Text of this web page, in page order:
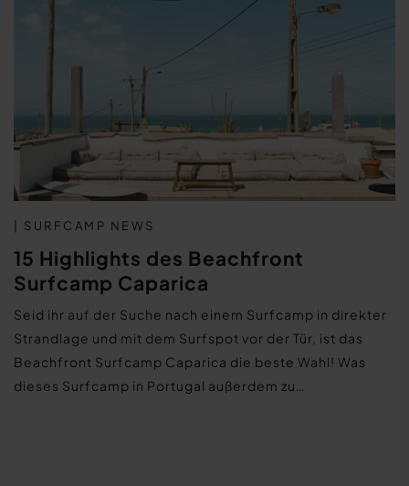
| SURFCAMP NEWS
15 Highlights des Beachfront
Surfcamp Caparica
Seid ihr auf der Suche nach einem Surfcamp in direkter
Strandlage und mit dem Surfspot vor der Tür, ist das
Beachfront Surfcamp Caparica die beste Wahl! Was
dieses Surfcamp in Portugal außerdem zu…